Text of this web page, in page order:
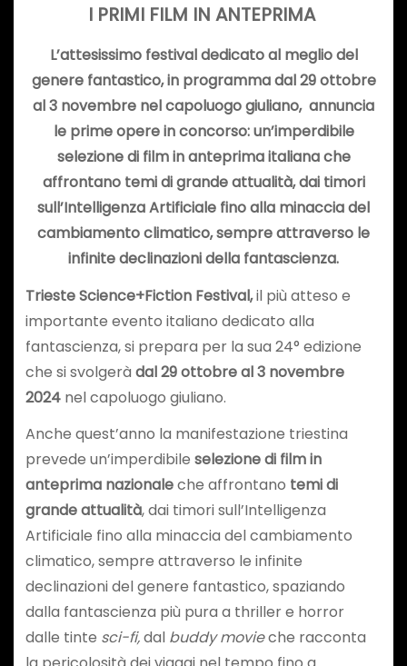
I PRIMI FILM IN ANTEPRIMA
L’attesissimo festival dedicato al meglio del
genere fantastico, in programma dal 29 ottobre
al 3 novembre nel capoluogo giuliano, annuncia
le prime opere in concorso: un’imperdibile
selezione di film in anteprima italiana che
affrontano temi di grande attualità, dai timori
sull’Intelligenza Artificiale fino alla minaccia del
cambiamento climatico, sempre attraverso le
infinite declinazioni della fantascienza.
Trieste Science+Fiction Festival,il più atteso e
importante evento italiano dedicato alla
fantascienza, si prepara per la sua 24° edizione
che si svolgerà dal 29 ottobre al 3 novembre
2024nel capoluogo giuliano.
Anche quest’anno la manifestazione triestina
prevede un’imperdibile selezione di film in
anteprima nazionaleche affrontano temi di
grande attualità, dai timori sull’Intelligenza
Artificiale fino alla minaccia del cambiamento
climatico, sempre attraverso le infinite
declinazioni del genere fantastico, spaziando
dalla fantascienza più pura a thriller e horror
dalle tinte sci-fi,dal buddy movieche racconta